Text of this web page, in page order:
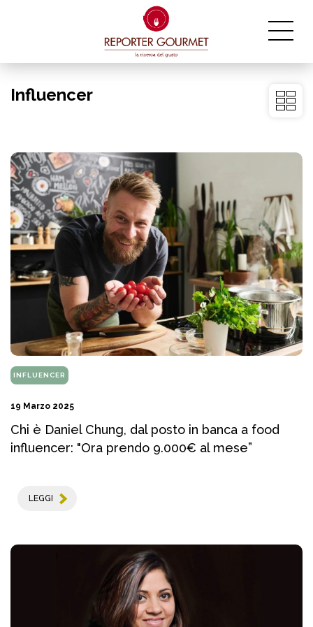
Influencer
INFLUENCER
19 Marzo 2025
Chi è Daniel Chung, dal posto in banca a food
influencer: "Ora prendo 9.000€ al mese”
LEGGI